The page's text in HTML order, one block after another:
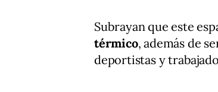
Subrayan que este
térmico, además de
deportistas y